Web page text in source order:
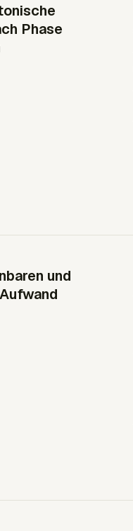
Phase
und